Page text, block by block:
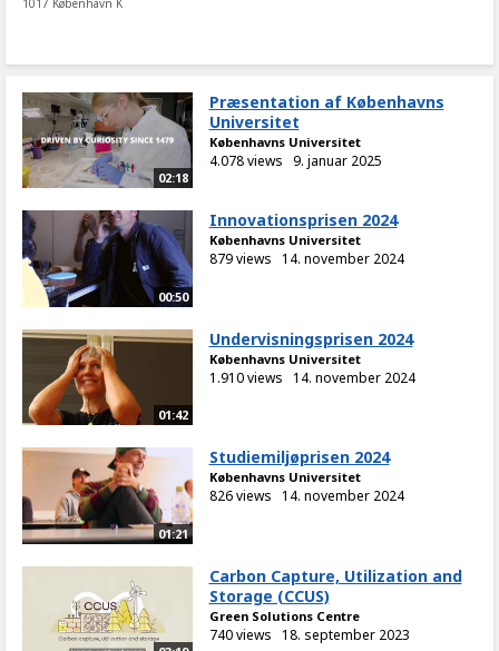
1017 København K
02:18
Præsentation af Københavns
Universitet
Københavns Universitet
4.078 views 9. januar 2025
00:50
Innovationsprisen 2024
Københavns Universitet
879 views 14. november 2024
01:42
Undervisningsprisen 2024
Københavns Universitet
1.910 views 14. november 2024
01:21
Studiemiljøprisen 2024
Københavns Universitet
826 views 14. november 2024
Carbon Capture, Utilization and
Storage (CCUS)
Green Solutions Centre
740 views 18. september 2023